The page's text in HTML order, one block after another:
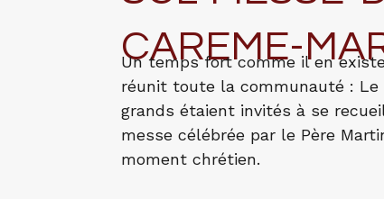
CAREME-
Un temps fort comme il en
réunit toute la communauté :
grands étaient invités à se
messe célébrée par le Père
moment chrétien.